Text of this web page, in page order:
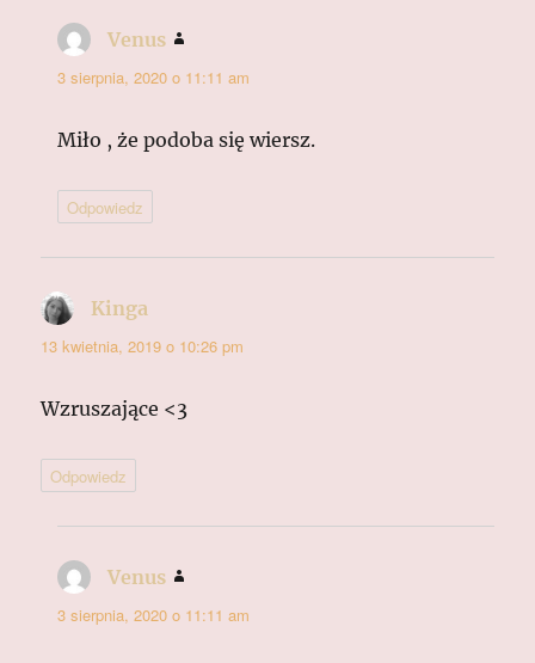
Venus
3 sierpnia, 2020 o 11:11 am
Miło , że podoba się wiersz.
Odpowiedz
Kinga
13 kwietnia, 2019 o 10:26 pm
Wzruszające <3
Odpowiedz
Venus
3 sierpnia, 2020 o 11:11 am